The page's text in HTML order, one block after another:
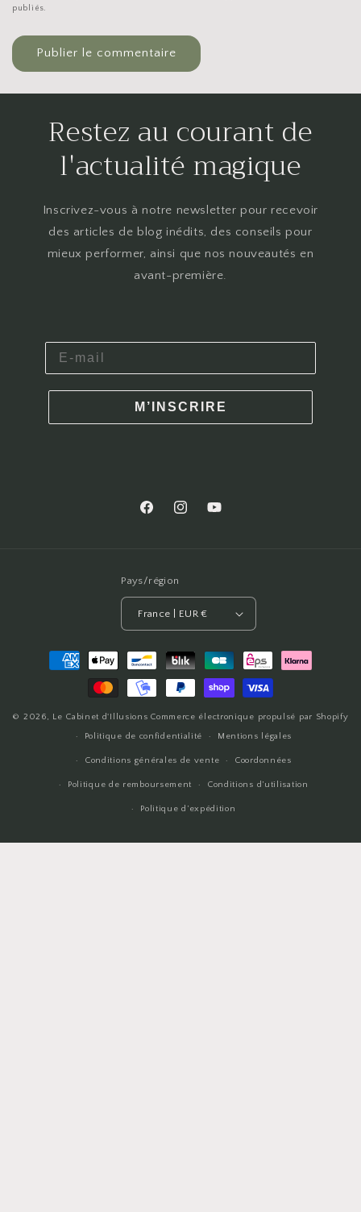
publiés.
Restez au courant de
l'actualité magique
Inscrivez-vous à notre newsletter pour recevoir
des articles de blog inédits, des conseils pour
mieux performer, ainsi que nos nouveautés en
avant-première.
M’INSCRIRE
FacebookInstagramYouTube
Pays/région
France | EUR €
Moyens
© 2026, Le Cabinet d'Illusions Commerce électronique propulsé par Shopify
Politique de confidentialité
Mentions légales
Conditions générales de vente Coordonnées
Politique de remboursement Conditions d’utilisation
Politique d’expédition